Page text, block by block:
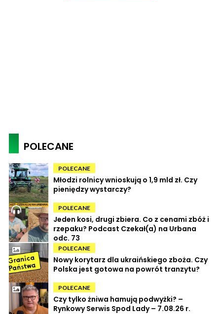
POLECANE
POLECANE
Młodzi rolnicy wnioskują o 1,9 mld zł. Czy
pieniędzy wystarczy?
POLECANE
Jeden kosi, drugi zbiera. Co z cenami zbóż i
rzepaku? Podcast Czekał(a) na Urbana
odc. 73
POLECANE
Nowy korytarz dla ukraińskiego zboża. Czy
Polska jest gotowa na powrót tranzytu?
POLECANE
Czy tylko żniwa hamują podwyżki? –
Rynkowy Serwis Spod Lady – 7.08.26 r.